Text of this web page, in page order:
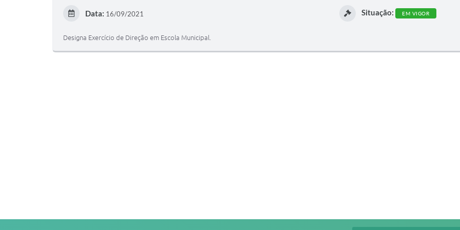
Data: 16/09/2021 Situação: EM VIGOR
Designa Exercício de Direção em Escola Municipal.